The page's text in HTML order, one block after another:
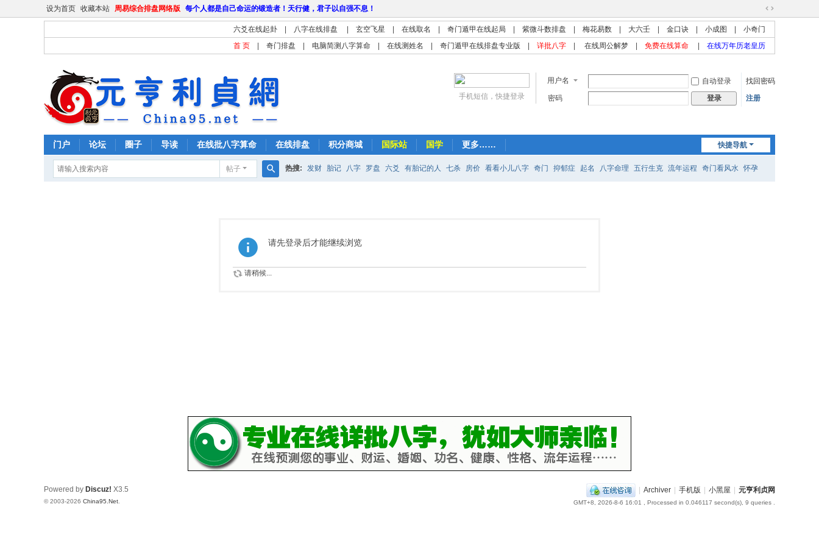
设为首页 收藏本站 周易综合排盘网络版 每个人都是自己命运的锻造者！天行健，君子以自强不息！
切
换
到
宽
六爻在线起卦 八字在线排盘 玄空飞星 在线取名 奇门遁甲在线起局 紫微斗数排盘 梅花易数 大六壬 金口诀 小成图
小奇门
首 页
奇门排盘 电脑简测八字算命 在线测姓名 奇门遁甲在线排盘专业版 详批八字 在线周公解梦 免费在线算命 在线万年历老皇历
用户名 自动登录
找回密码
密码
登录 注册
手机短信，快捷登录
快捷导航
门户 论坛 圈子 导读 在线批八字算命 在线排盘 积分商城 国际站 国学 更多……
帖子 热搜: 发财 胎记 八字 罗盘 六爻 有胎记的人 七杀 房价 看看小儿八字 奇门 抑郁症 起名 八字命理 五行生克 流年运程 奇门看风水 怀孕
请先登录后才能继续浏览
请稍候...
| Archiver | 手机版 | 小黑屋 | 元亨利贞网
GMT+8, 2026-8-6 16:01 , Processed in 0.046117 second(s), 9 queries .
Powered by Discuz! X3.5
© 2003-2026 China95.Net